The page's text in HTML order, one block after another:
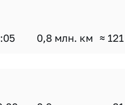
0,8 млн. км ≈